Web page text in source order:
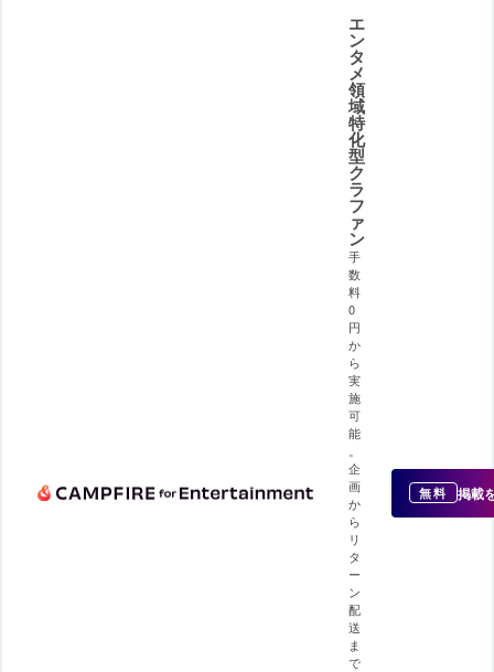
エ
ン
タ
メ
領
域
特
化
型
ク
ラ
フ
ァ
ン
手
数
料
0
円
か
ら
実
施
可
能
企
画
か
ら
リ
タ
ー
ン
配
送
ま
で
無料 掲載